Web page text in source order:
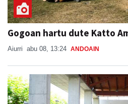
Gogoan hartu dute Katto
Aiurri abu 08, 13:24 ANDOAIN